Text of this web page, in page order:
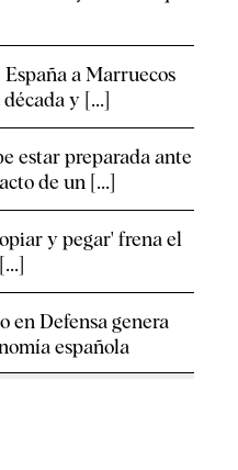
España a Marruecos
y [...]
estar preparada ante
de un [...]
y pegar' frena el
en Defensa genera
española